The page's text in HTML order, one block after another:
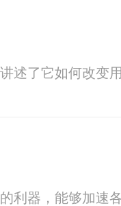
述了它如何改变
利器，能够加